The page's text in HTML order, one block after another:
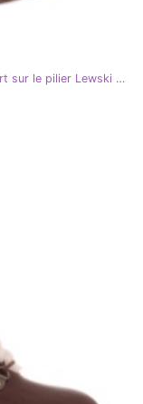
Lewski Shoes Bottes de cowboy en cuir ouvert sur le pilier Lewski 3613 beige foncé